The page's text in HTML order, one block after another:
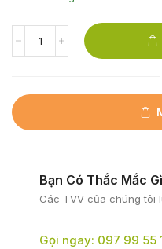
Bạn Có Thắc Mắc
Các TVV của chúng tôi
Gọi ngay: 097 99 55